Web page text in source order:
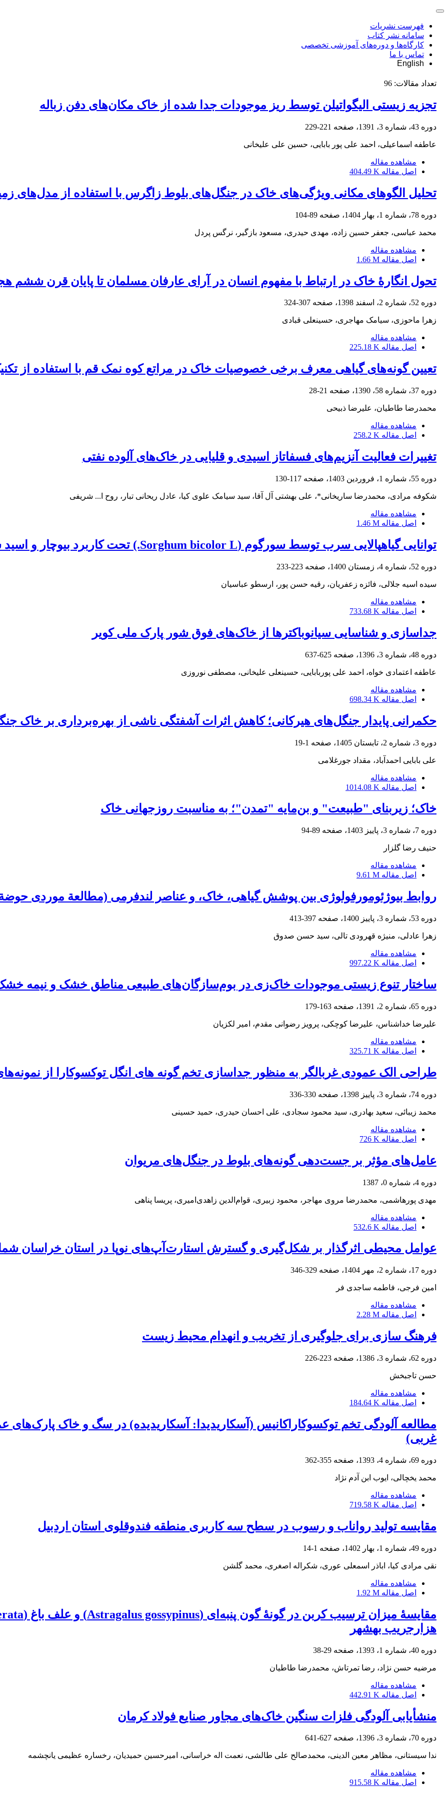
فهرست نشریات
سامانه نشر کتاب
کارگاه‌ها و دوره‌های آموزشی تخصصی
تماس با ما
English
تعداد مقالات: 96
تجزیه زیستی الیگواتیلن توسط ریز موجودات جدا شده از خاک مکان‌های دفن زباله
دوره 43، شماره 3، 1391، صفحه 221-229
عاطفه اسماعیلی، احمد علی پور بابایی، حسین علی علیخانی
مشاهده مقاله
اصل مقاله 404.49 K
تحلیل الگوهای مکانی ویژگی‌های خاک در جنگل‌های بلوط زاگرس با استفاده از مدل‌های
دوره 78، شماره 1، بهار 1404، صفحه 89-104
محمد عباسی، جعفر حسین زاده، مهدی حیدری، مسعود بازگیر، نرگس پردل
مشاهده مقاله
اصل مقاله 1.66 M
تحول انگارۀ خاک در ارتباط با مفهوم انسان در آرای عارفان مسلمان تا پایان قرن ششم
دوره 52، شماره 2، اسفند 1398، صفحه 307-324
زهرا ماحوزی، سیامک مهاجری، حسینعلی قبادی
مشاهده مقاله
اصل مقاله 225.18 K
تعیین گونه‌های گیاهی معرف برخی خصوصیات خاک در مراتع کوه نمک قم با استفاده از
دوره 37، شماره 58، 1390، صفحه 21-28
محمدرضا طاطیان، علیرضا ذبیحی
مشاهده مقاله
اصل مقاله 258.2 K
تغییرات فعالیت آنزیم‌های فسفاتاز اسیدی و قلیایی در خاک‌های آلوده نفتی
دوره 55، شماره 1، فروردین 1403، صفحه 117-130
شکوفه مرادی، محمدرضا ساریخانی*، علی بهشتی آل آقا، سید سیامک علوی کیا، عادل ریحانی تبار، روح ا... شریفی
مشاهده مقاله
اصل مقاله 1.46 M
توانایی گیاه‎پالایی سرب توسط سورگوم (Sorghum bicolor L.) تحت کاربرد بیوچار و اسید سالیسیلیک
دوره 52، شماره 4، زمستان 1400، صفحه 223-233
سیده اسیه جلالی، فائزه زعفریان، رقیه حسن پور، ارسطو عباسیان
مشاهده مقاله
اصل مقاله 733.68 K
جداسازی و شناسایی سیانوباکترها از خاک‌های فوق شور پارک ملی کویر
دوره 48، شماره 3، 1396، صفحه 625-637
عاطفه اعتمادی خواه، احمد علی پوربابایی، حسینعلی علیخانی، مصطفی نوروزی
مشاهده مقاله
اصل مقاله 698.34 K
حکمرانی پایدار جنگل‌های هیرکانی؛ کاهش اثرات آشفتگی ناشی از بهره‌برداری بر خاک
دوره 3، شماره 2، تابستان 1405، صفحه 1-19
علی بابایی احمدآباد، مقداد جورغلامی
مشاهده مقاله
اصل مقاله 1014.08 K
خاک؛ زیربنای "طبیعت" و بن‌مایه "تمدن"؛ به مناسبت روزجهانی خاک
دوره 7، شماره 3، پاییز 1403، صفحه 89-94
حنیف رضا گلزار
مشاهده مقاله
اصل مقاله 9.61 M
روابط بیوژئومورفولوژی بین پوشش گیاهی، خاک، و عناصر لندفرمی (مطالعة موردی
دوره 53، شماره 3، پاییز 1400، صفحه 397-413
زهرا عادلی، منیژه قهرودی تالی، سید حسن صدوق
مشاهده مقاله
اصل مقاله 997.22 K
ساختار تنوع زیستی موجودات خاک‌زی در بوم‌سازگان‌های طبیعی مناطق خشک و نیمه
دوره 65، شماره 2، 1391، صفحه 163-179
علیرضا خداشناس، علیرضا کوچکی، پرویز رضوانی مقدم، امیر لکزیان
مشاهده مقاله
اصل مقاله 325.71 K
طراحی الک عمودی غربالگر به منظور جداسازی تخم گونه های انگل توکسوکارا از
دوره 74، شماره 3، پاییز 1398، صفحه 330-336
محمد زیبائی، سعید بهادری، سید محمود سجادی، علی احسان حیدری، حمید حسینی
مشاهده مقاله
اصل مقاله 726 K
عامل‌های مؤثر بر جست‌دهی گونه‌های بلوط در جنگل‌های مریوان
دوره 4، شماره 0، 1387
مهدی پورهاشمی، محمدرضا مروی مهاجر، محمود زبیری، قوام‌الدین زاهدی‌امیری، پریسا پناهی
مشاهده مقاله
اصل مقاله 532.6 K
عوامل محیطی اثرگذار بر شکل‌گیری و گسترش استارت‌آپ‌های نوپا در استان خراسان
دوره 17، شماره 2، مهر 1404، صفحه 329-346
امین فرجی، فاطمه ساجدی فر
مشاهده مقاله
اصل مقاله 2.28 M
فرهنگ سازی برای جلوگیری از تخریب و انهدام محیط زیست
دوره 62، شماره 3، 1386، صفحه 223-226
حسن تاجبخش
مشاهده مقاله
اصل مقاله 184.64 K
مطالعه آلودگی تخم توکسوکاراکانیس (آسکاریدیدا: آسکاریدیده) در سگ و خاک پارک‌های
غربی)
دوره 69، شماره 4، 1393، صفحه 355-362
محمد یخچالی، ایوب ابن آدم نژاد
مشاهده مقاله
اصل مقاله 719.58 K
مقایسه تولید رواناب و رسوب در سطح سه کاربری منطقه فندوقلوی استان اردبیل
دوره 49، شماره 1، بهار 1402، صفحه 1-14
نقی مرادی کیا، اباذر اسمعلی عوری، شکراله اصغری، محمد گلشن
مشاهده مقاله
اصل مقاله 1.92 M
هزارجریب بهشهر
دوره 40، شماره 1، 1393، صفحه 29-38
مرضیه حسن نژاد، رضا تمرتاش، محمدرضا طاطیان
مشاهده مقاله
اصل مقاله 442.91 K
منشأیابی آلودگی فلزات سنگین خاک‌های مجاور صنایع فولاد کرمان
دوره 70، شماره 3، 1396، صفحه 627-641
ندا سیستانی، مظاهر معین الدینی، محمدصالح علی طالشی، نعمت اله خراسانی، امیرحسین حمیدیان، رخساره عظیمی یانچشمه
مشاهده مقاله
اصل مقاله 915.58 K